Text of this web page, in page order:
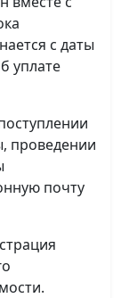
с даты
уплате
проведении
почту